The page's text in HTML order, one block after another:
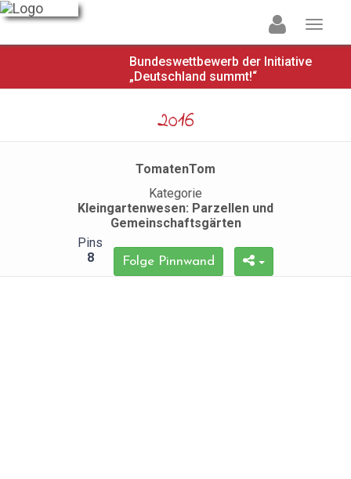
Bundeswettbewerb der Initiative
„Deutschland summt!“
2016
TomatenTom
Kategorie
Kleingartenwesen: Parzellen und
Gemeinschaftsgärten
Pins
8
Folge Pinnwand